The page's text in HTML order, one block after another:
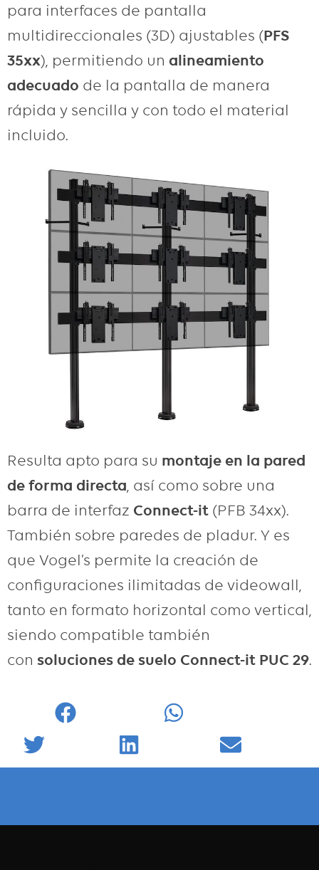
para interfaces de pantalla
multidireccionales (3D) ajustables (PFS
35xx), permitiendo un alineamiento
adecuado de la pantalla de manera
rápida y sencilla y con todo el material
incluido.
Resulta apto para su montaje en la pared
de forma directa, así como sobre una
barra de interfaz Connect-it (PFB 34xx).
También sobre paredes de pladur. Y es
que Vogel’s permite la creación de
configuraciones ilimitadas de videowall,
tanto en formato horizontal como vertical,
siendo compatible también
con soluciones de suelo Connect-it PUC 29.